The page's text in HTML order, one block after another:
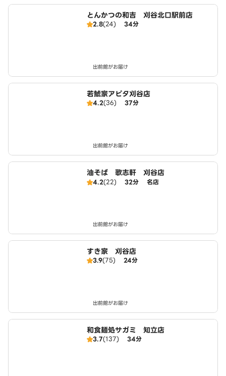
とんかつの和吉 刈谷北口駅前店
2.8(24) 34分
出前館がお届け
若鯱家アピタ刈谷店
4.2(36) 37分
出前館がお届け
油そば 歌志軒 刈谷店
4.2(22) 32分 名店
出前館がお届け
すき家 刈谷店
3.9(75) 24分
出前館がお届け
和食麺処サガミ 知立店
3.7(137) 34分